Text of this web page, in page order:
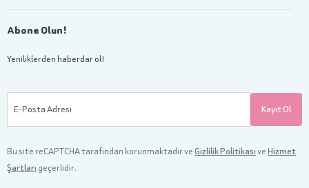
Abone Olun!
Yeniliklerden haberdar ol!
E-Posta Adresi Kayıt Ol
Bu site reCAPTCHA tarafından korunmaktadır veGizlilik PolitikasıveHizmet
Şartları geçerlidir.